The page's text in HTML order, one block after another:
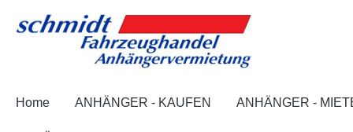
Zur Hauptnavigation springen
Home ANHÄNGER - KAUFEN ANHÄNGER -